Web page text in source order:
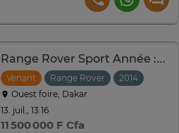
Range Rover Sport Année :2014
Venant Range Rover 2014
Ouest foire, Dakar
13. juil., 13:16
11 500 000 F Cfa